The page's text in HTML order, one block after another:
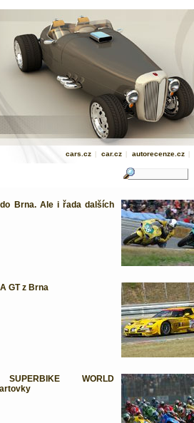
cars.cz | car.cz | autorecenze.cz |
Brna. Ale i řada dalších
GT z Brna
WORLD